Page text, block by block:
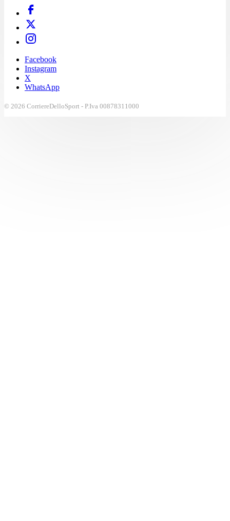
Facebook
Instagram
X
WhatsApp
© 2026 CorriereDelloSport - P.Iva 00878311000